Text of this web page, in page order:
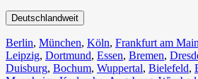
Deutschlandweit
Berlin⁠, München, Köln⁠, Frankfurt am Main
Leipzig, Dortmund, Essen, Bremen,
Duisburg⁠, Bochum, Wuppertal⁠, Bielefeld⁠,